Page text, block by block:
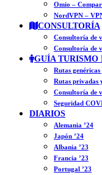
Omio –
NordVPN –
CONSULTORÍA
Consultoría de
Consultoría de
GUÍA TURISMO
Rutas
Rutas privadas
Consultoría de
Seguridad
DIARIOS
Alemania ’24
Japón ’24
Albania ’23
Francia ’23
Portugal ’23